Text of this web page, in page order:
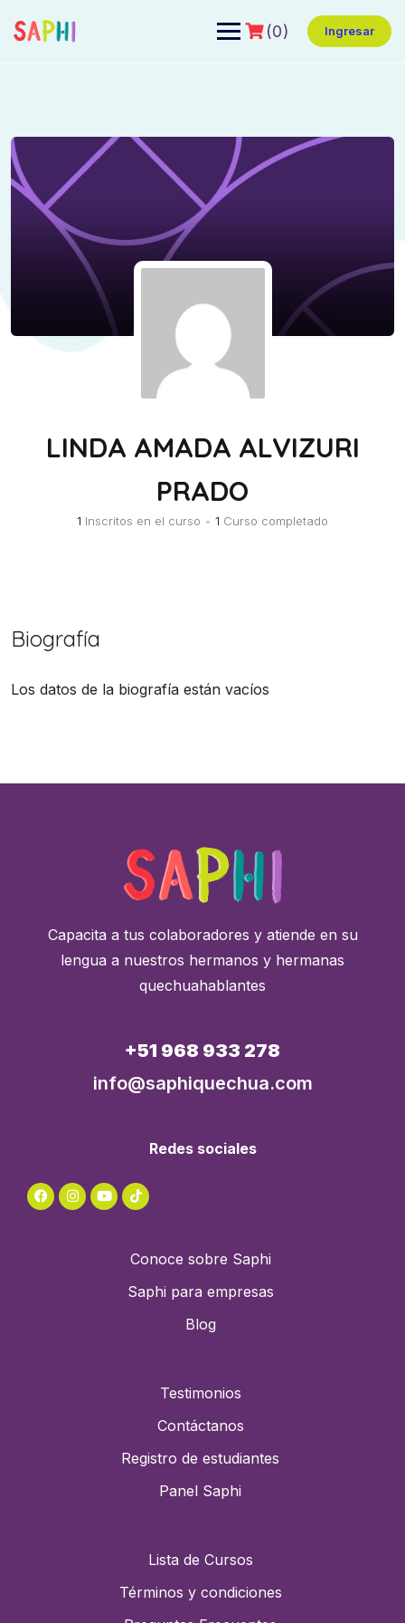
(0) Ingresar
LINDA AMADA ALVIZURI
PRADO
1 Inscritos en el curso • 1 Curso completado
Biografía
Los datos de la biografía están vacíos
Capacita a tus colaboradores y atiende en su
lengua a nuestros hermanos y hermanas
quechuahablantes
+51 968 933 278
info@saphiquechua.com
Redes sociales
Conoce sobre Saphi
Saphi para empresas
Blog
Testimonios
Contáctanos
Registro de estudiantes
Panel Saphi
Lista de Cursos
Términos y condiciones